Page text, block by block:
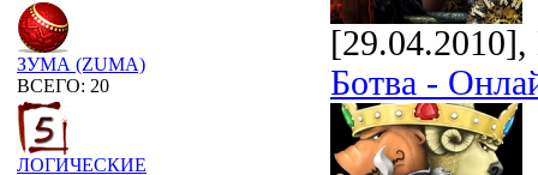
ЗУМА (ZUMA)
ВСЕГО: 20
ЛОГИЧЕСКИЕ
[29.04.2010],
Ботва -